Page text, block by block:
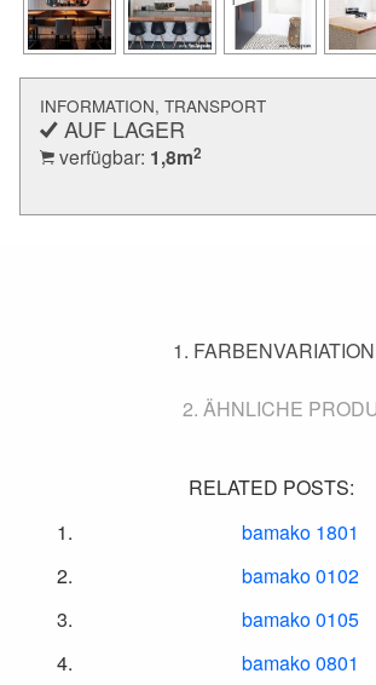
INFORMATION, TRANSPORT
AUF LAGER
verfügbar: 1,8m2
ÄHNLICHE
RELATED POSTS:
bamako 1801
bamako 0102
bamako 0105
bamako 0801